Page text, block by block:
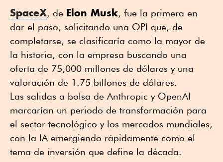
SpaceX, de Elon Musk, fue la primera en
dar el paso, solicitando una OPI que, de
completarse, se clasificaría como la mayor de
la historia, con la empresa buscando una
oferta ⁠de 75,000 millones de dólares y una
⁠valoración de 1.75 billones de dólares.
Las ⁠salidas a bolsa de Anthropic y OpenAI
marcarían un periodo de transformación para
⁠el sector tecnológico y los mercados mundiales,
con la IA emergiendo rápidamente como el
tema de inversión que define la década.